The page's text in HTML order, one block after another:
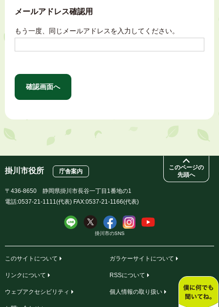
メールアドレス確認用
もう一度、同じメールアドレスを入力してください。
このページの
先頭へ
掛川市役所 庁舎案内
〒436-8650 静岡県掛川市長谷一丁目1番地の1
電話:0537-21-1111(代表) FAX:0537-21-1166(代表)
掛川市のSNS
このサイトについて ガラケーサイトについて
リンクについて RSSについて
ウェブアクセシビリティ 個人情報の取り扱い